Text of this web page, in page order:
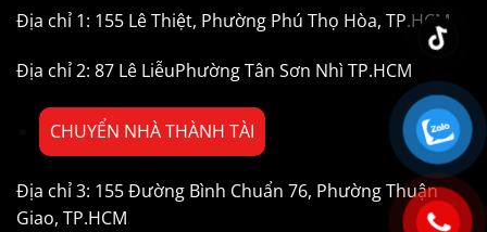
Địa chỉ 1: 155 Lê Thiệt, Phường Phú Thọ Hòa, TP.HCM
Địa chỉ 2: 87 Lê LiễuPhường Tân Sơn Nhì TP.HCM
CHUYỂN NHÀ THÀNH TÀI
Địa chỉ 3: 155 Đường Bình Chuẩn 76, Phường Thuận
Giao, TP.HCM